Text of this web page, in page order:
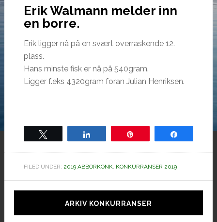
Erik Walmann melder inn
en borre.
Erik ligger nå på en svært overraskende 12.
plass.
Hans minste fisk er nå på 540gram.
Ligger f.eks 4320gram foran Julian Henriksen.
FILED UNDER: 2019 ABBORKONK, KONKURRANSER 2019
Hoved
ARKIV KONKURRANSER